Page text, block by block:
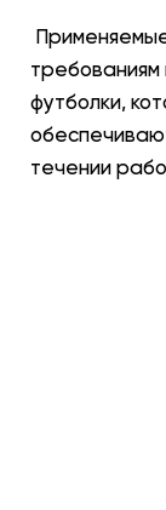
требованиям
футболки,
течении